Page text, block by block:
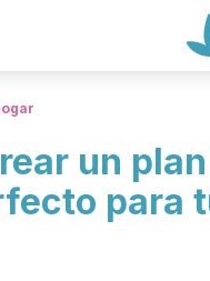
un
para